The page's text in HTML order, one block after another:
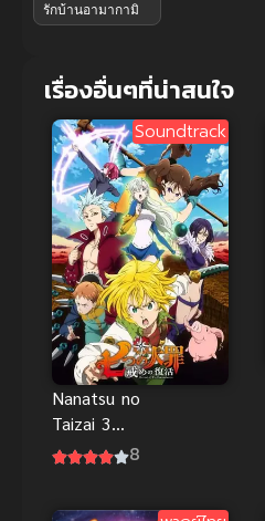
รักบ้านอามากามิ
เรื่องอื่นๆที่น่าสนใจ
Soundtrack
Nanatsu no
Taizai 3
Imashime no
8